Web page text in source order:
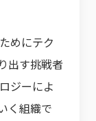
めにテク
出す挑戦者
ジーによ
く組織で